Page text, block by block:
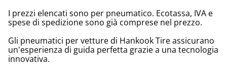
I prezzi elencati sono per pneumatico. Ecotassa, IVA e
spese di spedizione sono già comprese nel prezzo.
Gli pneumatici per vetture di Hankook Tire assicurano
un'esperienza di guida perfetta grazie a una tecnologia
innovativa.